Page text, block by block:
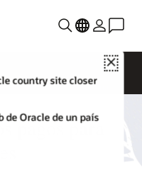
Close
country site closer
de Oracle de un país
Comunicarse
con un
experto en
hotelería
pagos para